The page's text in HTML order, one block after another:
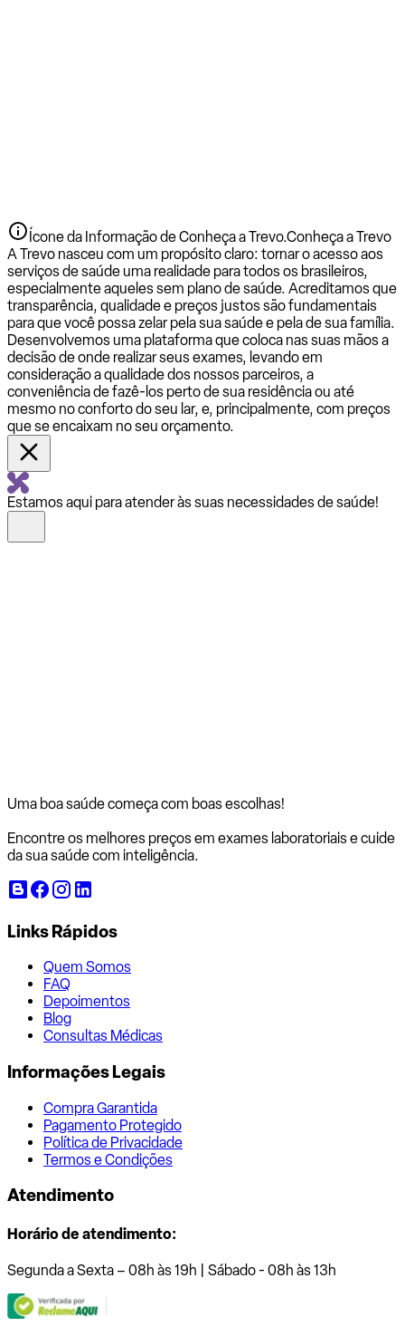
Ícone da Informação de Conheça a Trevo.Conheça a Trevo
A Trevo nasceu com um propósito claro: tornar o acesso aos
serviços de saúde uma realidade para todos os brasileiros,
especialmente aqueles sem plano de saúde. Acreditamos que
transparência, qualidade e preços justos são fundamentais
para que você possa zelar pela sua saúde e pela de sua família.
Desenvolvemos uma plataforma que coloca nas suas mãos a
decisão de onde realizar seus exames, levando em
consideração a qualidade dos nossos parceiros, a
conveniência de fazê-los perto de sua residência ou até
mesmo no conforto do seu lar, e, principalmente, com preços
que se encaixam no seu orçamento.
Estamos aqui para atender às suas necessidades de saúde!
Uma boa saúde começa com boas escolhas!
Encontre os melhores preços em exames laboratoriais e cuide
da sua saúde com inteligência.
Links Rápidos
Quem Somos
FAQ
Depoimentos
Blog
Consultas Médicas
Informações Legais
Compra Garantida
Pagamento Protegido
Política de Privacidade
Termos e Condições
Atendimento
Horário de atendimento:
Segunda a Sexta – 08h às 19h | Sábado - 08h às 13h